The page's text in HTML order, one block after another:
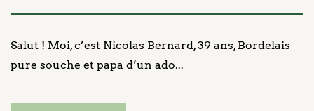
Salut ! Moi, c’est Nicolas Bernard, 39 ans, Bordelais
pure souche et papa d’un ado...